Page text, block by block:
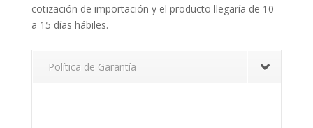
cotización de importación y el producto llegaría de 10
a 15 días hábiles.
Política de Garantía